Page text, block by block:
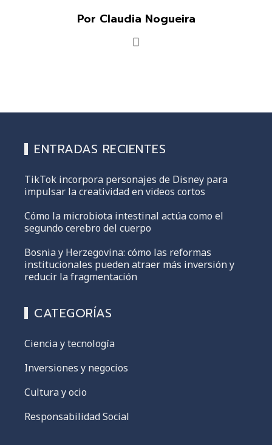
Por Claudia Nogueira
ENTRADAS RECIENTES
TikTok incorpora personajes de Disney para
impulsar la creatividad en videos cortos
Cómo la microbiota intestinal actúa como el
segundo cerebro del cuerpo
Bosnia y Herzegovina: cómo las reformas
institucionales pueden atraer más inversión y
reducir la fragmentación
CATEGORÍAS
Ciencia y tecnología
Inversiones y negocios
Cultura y ocio
Responsabilidad Social